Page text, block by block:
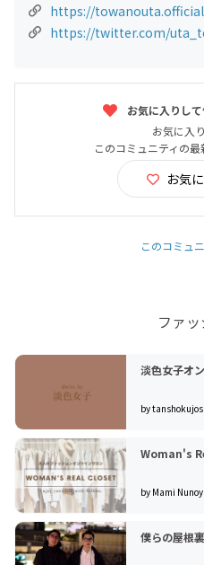
https://
https://twitter.com/
お気に入りし
お気に入
このコミュニティの最
お気
このコミュ
ファ
淡色女子オ
by
Woman's
by Mami
僕らの屋根